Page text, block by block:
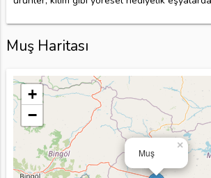
Muş Haritası
Muş
×
+
−